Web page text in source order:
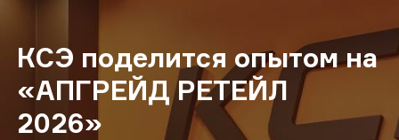
КСЭ поделится опытом на
«АПГРЕЙД РЕТЕЙЛ
2026»